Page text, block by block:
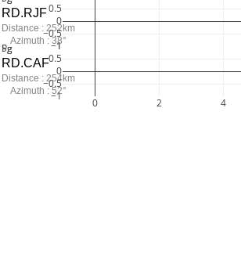
0 2 4
−1
−0.5
0
0.5
1
−1
−0.5
0
0.5
Pg
Sg
RD.CAF
Distance : 254km
Azimuth : 52°
RD.RJF
Distance : 252km
Azimuth : 38°